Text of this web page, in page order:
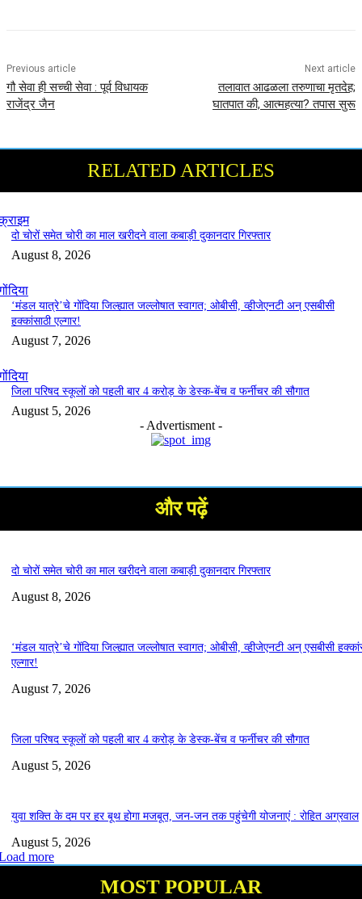
Previous article
गौ सेवा ही सच्ची सेवा : पूर्व विधायक
राजेंद्र जैन
Next article
तलावात आढळला तरुणाचा मृतदेह;
घातपात की, आत्महत्या? तपास सुरू
RELATED ARTICLES
दो चोरों समेत चोरी का माल खरीदने वाला कबाड़ी दुकानदार गिरफ्तार
August 8, 2026
‘मंडल यात्रे’चे गोंदिया जिल्ह्यात जल्लोषात स्वागत; ओबीसी, व्हीजेएनटी अन् एसबीसी
हक्कांसाठी एल्गार!
August 7, 2026
जिला परिषद स्कूलों को पहली बार 4 करोड़ के डेस्क-बेंच व फर्नीचर की सौगात
August 5, 2026
- Advertisment -
और पढ़ें
दो चोरों समेत चोरी का माल खरीदने वाला कबाड़ी दुकानदार गिरफ्तार
August 8, 2026
‘मंडल यात्रे’चे गोंदिया जिल्ह्यात जल्लोषात स्वागत; ओबीसी, व्हीजेएनटी अन् एसबीसी
एल्गार!
August 7, 2026
जिला परिषद स्कूलों को पहली बार 4 करोड़ के डेस्क-बेंच व फर्नीचर की सौगात
August 5, 2026
युवा शक्ति के दम पर हर बूथ होगा मजबूत, जन-जन तक पहुंचेगी योजनाएं : रोहित अग्रवाल
August 5, 2026
more
MOST POPULAR